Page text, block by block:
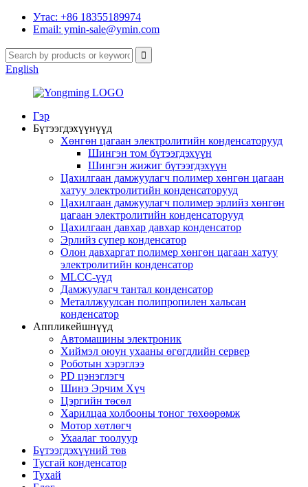
Утас: +86 18355189974
Email: ymin-sale@ymin.com
English
Гэр
Бүтээгдэхүүнүүд
Хөнгөн цагаан электролитийн конденсаторууд
Шингэн том бүтээгдэхүүн
Шингэн жижиг бүтээгдэхүүн
Цахилгаан дамжуулагч полимер хөнгөн цагаан
хатуу электролитийн конденсаторууд
Цахилгаан дамжуулагч полимер эрлийз хөнгөн
цагаан электролитийн конденсаторууд
Цахилгаан давхар давхар конденсатор
Эрлийз супер конденсатор
Олон давхаргат полимер хөнгөн цагаан хатуу
электролитийн конденсатор
MLCC-үүд
Дамжуулагч тантал конденсатор
Металлжуулсан полипропилен хальсан
конденсатор
Аппликейшнүүд
Автомашины электроник
Хиймэл оюун ухааны өгөгдлийн сервер
Роботын хэрэглээ
PD цэнэглэгч
Шинэ Эрчим Хүч
Цэргийн төсөл
Харилцаа холбооны тоног төхөөрөмж
Мотор хөтлөгч
Ухаалаг тоолуур
Бүтээгдэхүүний төв
Тусгай конденсатор
Тухай